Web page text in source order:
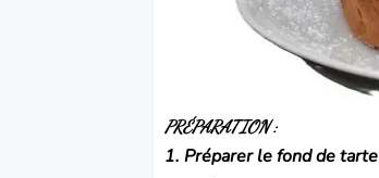
PRÉPARATION :
1. Préparer le fond de tarte